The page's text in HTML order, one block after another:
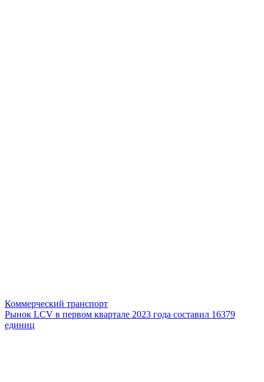
Коммерческий транспорт
Рынок LCV в первом квартале 2023 года составил 16379
единиц